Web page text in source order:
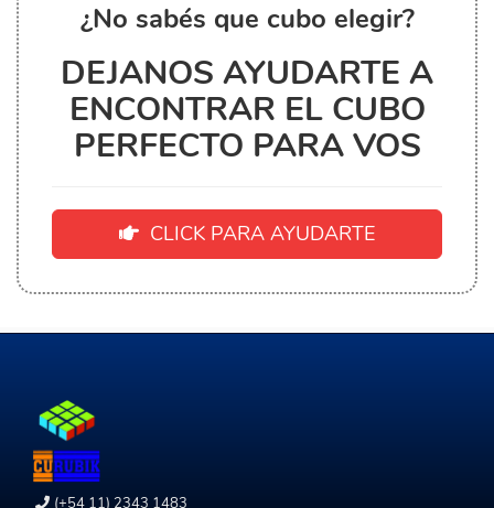
¿No sabés que cubo elegir?
DEJANOS AYUDARTE A
ENCONTRAR EL CUBO
PERFECTO PARA VOS
CLICK PARA AYUDARTE
(+54 11) 2343 1483